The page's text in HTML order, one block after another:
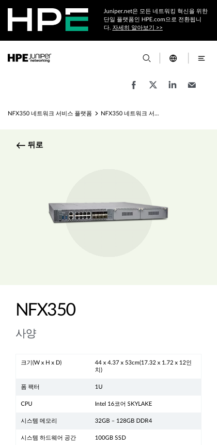
Juniper.net은 모든 네트워킹 혁신을 위한
단일 플랫폼인 HPE.com으로 전환됩니
다. 자세히 알아보기 >>
NFX350 네트워크 서비스 플랫폼 NFX350 네트워크 서비스 플랫폼 사양
뒤로
NFX350
사양
크기(W x H x D)
44 x 4.37 x 53cm(17.32 x 1.72 x 12인
치)
폼 팩터 1U
CPU Intel 16코어 SKYLAKE
시스템 메모리 32GB – 128GB DDR4
시스템 하드웨어 공간 100GB SSD